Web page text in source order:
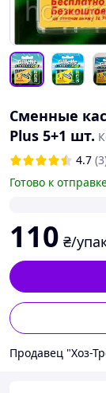
Сменные
Plus 5+1 шт.
4.7
Готово к
110 ₴/
Продавец "Хоз-